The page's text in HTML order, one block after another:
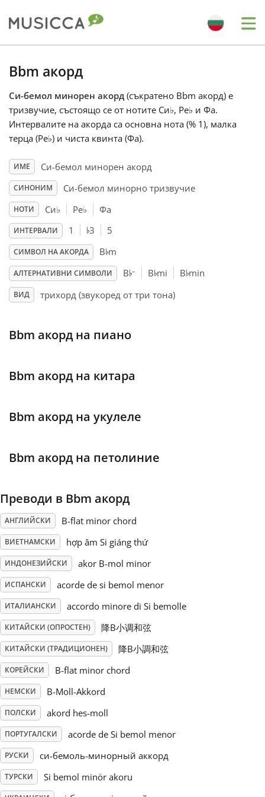
Български
Dansk
English
Español
Português
Русский
Svenska
Tiếng Việt
Türkçe
简体中文
繁體中文
Bbm акорд
Си-бемол минорен акорд (съкратено Bbm акорд) е
тризвучие, състоящо се от нотите Си♭, Ре♭ и Фа.
Интервалите на акорда са основна нота (% 1), малка
терца (Ре♭) и чиста квинта (Фа).
ИМЕ Си-бемол минорен акорд
СИНОНИМ Си-бемол минорно тризвучие
НОТИ Си♭ Ре♭ Фа
ИНТЕРВАЛИ 1 ♭3 5
СИМВОЛ НА АКОРДА B♭m
АЛТЕРНАТИВНИ СИМВОЛИ B♭– B♭mi B♭min
ВИД трихорд (звукоред от три тона)
Bbm акорд на пиано
Bbm акорд на китара
Bbm акорд на укулеле
Bbm акорд на петолиние
Преводи в Bbm акорд
АНГЛИЙСКИ B-flat minor chord
ВИЕТНАМСКИ hợp âm Si giáng thứ
ИНДОНЕЗИЙСКИ akor B-mol minor
ИСПАНСКИ acorde de si bemol menor
ИТАЛИАНСКИ accordo minore di Si bemolle
КИТАЙСКИ (ОПРОСТЕН) 降B小调和弦
КИТАЙСКИ (ТРАДИЦИОНЕН) 降B小調和弦
КОРЕЙСКИ B-flat minor chord
НЕМСКИ B-Moll-Akkord
ПОЛСКИ akord hes-moll
ПОРТУГАЛСКИ acorde de Si bemol menor
РУСКИ си-бемоль-минорный аккорд
ТУРСКИ Si bemol minör akoru